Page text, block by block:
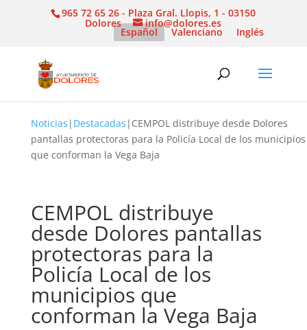
965 72 65 26 - Plaza Gral. Llopis, 1 - 03150
Dolores info@dolores.es
Español Valenciano Inglés
Noticias | Destacadas | CEMPOL distribuye desde Dolores
pantallas protectoras para la Policía Local de los municipios
que conforman la Vega Baja
CEMPOL distribuye
desde Dolores pantallas
protectoras para la
Policía Local de los
municipios que
conforman la Vega Baja